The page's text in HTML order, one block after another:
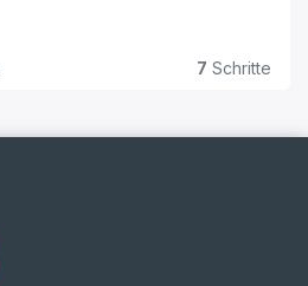
7 Schritte